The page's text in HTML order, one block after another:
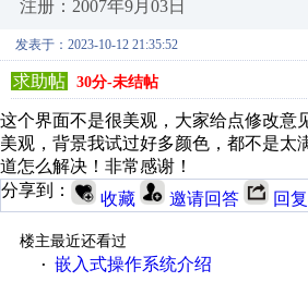
注册：2007年9月03日
发表于：2023-10-12 21:35:52
求助帖
30分-未结帖
这个界面不是很美观，大家给点修改意
美观，背景我试过好多颜色，都不是太
道怎么解决！非常感谢！
分享到：
收藏 邀请回答 回
楼主最近还看过
· 嵌入式操作系统介绍